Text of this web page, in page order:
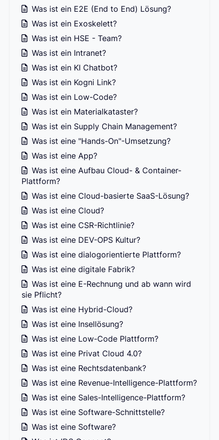
Was ist ein E2E (End to End) Lösung?
Was ist ein Exoskelett?
Was ist ein HSE - Team?
Was ist ein Intranet?
Was ist ein KI Chatbot?
Was ist ein Kogni Link?
Was ist ein Low-Code?
Was ist ein Materialkataster?
Was ist ein Supply Chain Management?
Was ist eine "Hands-On"-Umsetzung?
Was ist eine App?
Was ist eine Aufbau Cloud- & Container-
Plattform?
Was ist eine Cloud-basierte SaaS-Lösung?
Was ist eine Cloud?
Was ist eine CSR-Richtlinie?
Was ist eine DEV-OPS Kultur?
Was ist eine dialogorientierte Plattform?
Was ist eine digitale Fabrik?
Was ist eine E-Rechnung und ab wann wird
sie Pflicht?
Was ist eine Hybrid-Cloud?
Was ist eine Insellösung?
Was ist eine Low-Code Plattform?
Was ist eine Privat Cloud 4.0?
Was ist eine Rechtsdatenbank?
Was ist eine Revenue-Intelligence-Plattform?
Was ist eine Sales-Intelligence-Plattform?
Was ist eine Software-Schnittstelle?
Was ist eine Software?